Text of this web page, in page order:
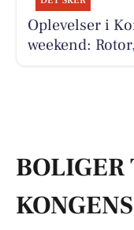
Oplevelser i
weekend:
BOLIGER